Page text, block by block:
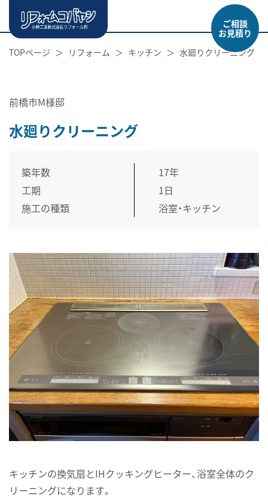
ご相談
お見積り
TOPページ
リフォーム キッチン 水廻りクリーニング
前橋市M様邸
水廻りクリーニング
築年数
17年
工期
1日
施工の種類
浴室・キッチン
キッチンの換気扇とIHクッキングヒーター、浴室全体のク
リーニングになります。